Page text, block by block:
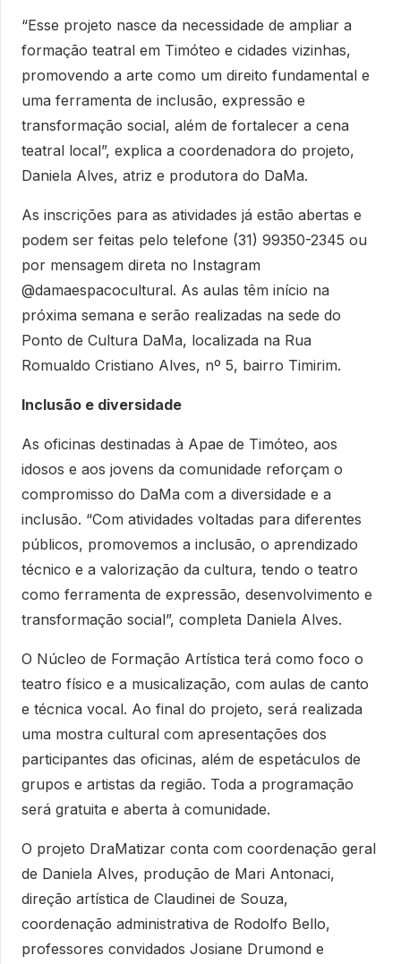
“Esse projeto nasce da necessidade de ampliar a
formação teatral em Timóteo e cidades vizinhas,
promovendo a arte como um direito fundamental e
uma ferramenta de inclusão, expressão e
transformação social, além de fortalecer a cena
teatral local”, explica a coordenadora do projeto,
Daniela Alves, atriz e produtora do DaMa.
As inscrições para as atividades já estão abertas e
podem ser feitas pelo telefone (31) 99350-2345 ou
por mensagem direta no Instagram
@damaespacocultural. As aulas têm início na
próxima semana e serão realizadas na sede do
Ponto de Cultura DaMa, localizada na Rua
Romualdo Cristiano Alves, nº 5, bairro Timirim.
Inclusão e diversidade
As oficinas destinadas à Apae de Timóteo, aos
idosos e aos jovens da comunidade reforçam o
compromisso do DaMa com a diversidade e a
inclusão. “Com atividades voltadas para diferentes
públicos, promovemos a inclusão, o aprendizado
técnico e a valorização da cultura, tendo o teatro
como ferramenta de expressão, desenvolvimento e
transformação social”, completa Daniela Alves.
O Núcleo de Formação Artística terá como foco o
teatro físico e a musicalização, com aulas de canto
e técnica vocal. Ao final do projeto, será realizada
uma mostra cultural com apresentações dos
participantes das oficinas, além de espetáculos de
grupos e artistas da região. Toda a programação
será gratuita e aberta à comunidade.
O projeto DraMatizar conta com coordenação geral
de Daniela Alves, produção de Mari Antonaci,
direção artística de Claudinei de Souza,
coordenação administrativa de Rodolfo Bello,
professores convidados Josiane Drumond e